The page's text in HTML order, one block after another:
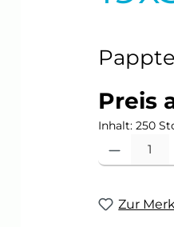
Preis
Inhalt: 250
Produkt
Zur